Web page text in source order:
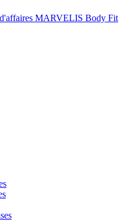
MARVELIS Body Fit